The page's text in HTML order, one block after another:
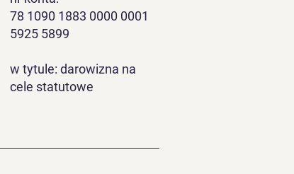
78 1090 1883 0000 0001
5925 5899
w tytule: darowizna na
cele statutowe